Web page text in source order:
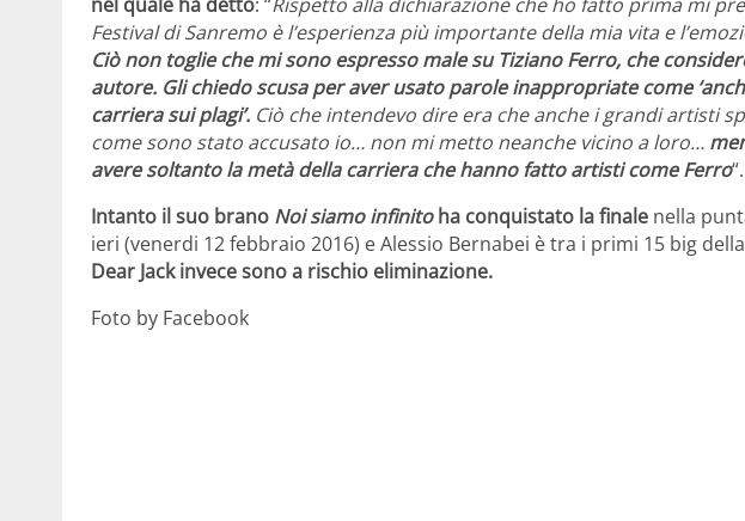
Festival di Sanremo è l’esperienza più importante della mia vita e
Ciò non toglie che mi sono espresso male su Tiziano Ferro, che
autore. Gli chiedo scusa per aver usato parole inappropriate come
carriera sui plagi’. Ciò che intendevo dire era che anche i grandi artisti
come sono stato accusato io… non mi metto neanche vicino a loro…
avere soltanto la metà della carriera che hanno fatto artisti come Ferro“.
Intanto il suo brano Noi siamo infinitoha conquistato la finale nella
ieri (venerdi 12 febbraio 2016) e Alessio Bernabei è tra i primi 15 big
Dear Jack invece sono a rischio eliminazione.
Foto by Facebook